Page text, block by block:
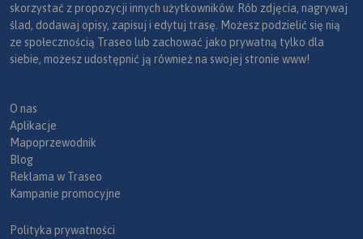
skorzystać z propozycji innych użytkowników. Rób zdjęcia, nagrywaj
ślad, dodawaj opisy, zapisuj i edytuj trasę. Możesz podzielić się nią
ze społecznością Traseo lub zachować jako prywatną tylko dla
siebie, możesz udostępnić ją również na swojej stronie www!
O nas
Aplikacje
Mapoprzewodnik
Blog
Reklama w Traseo
Kampanie promocyjne
Polityka prywatności